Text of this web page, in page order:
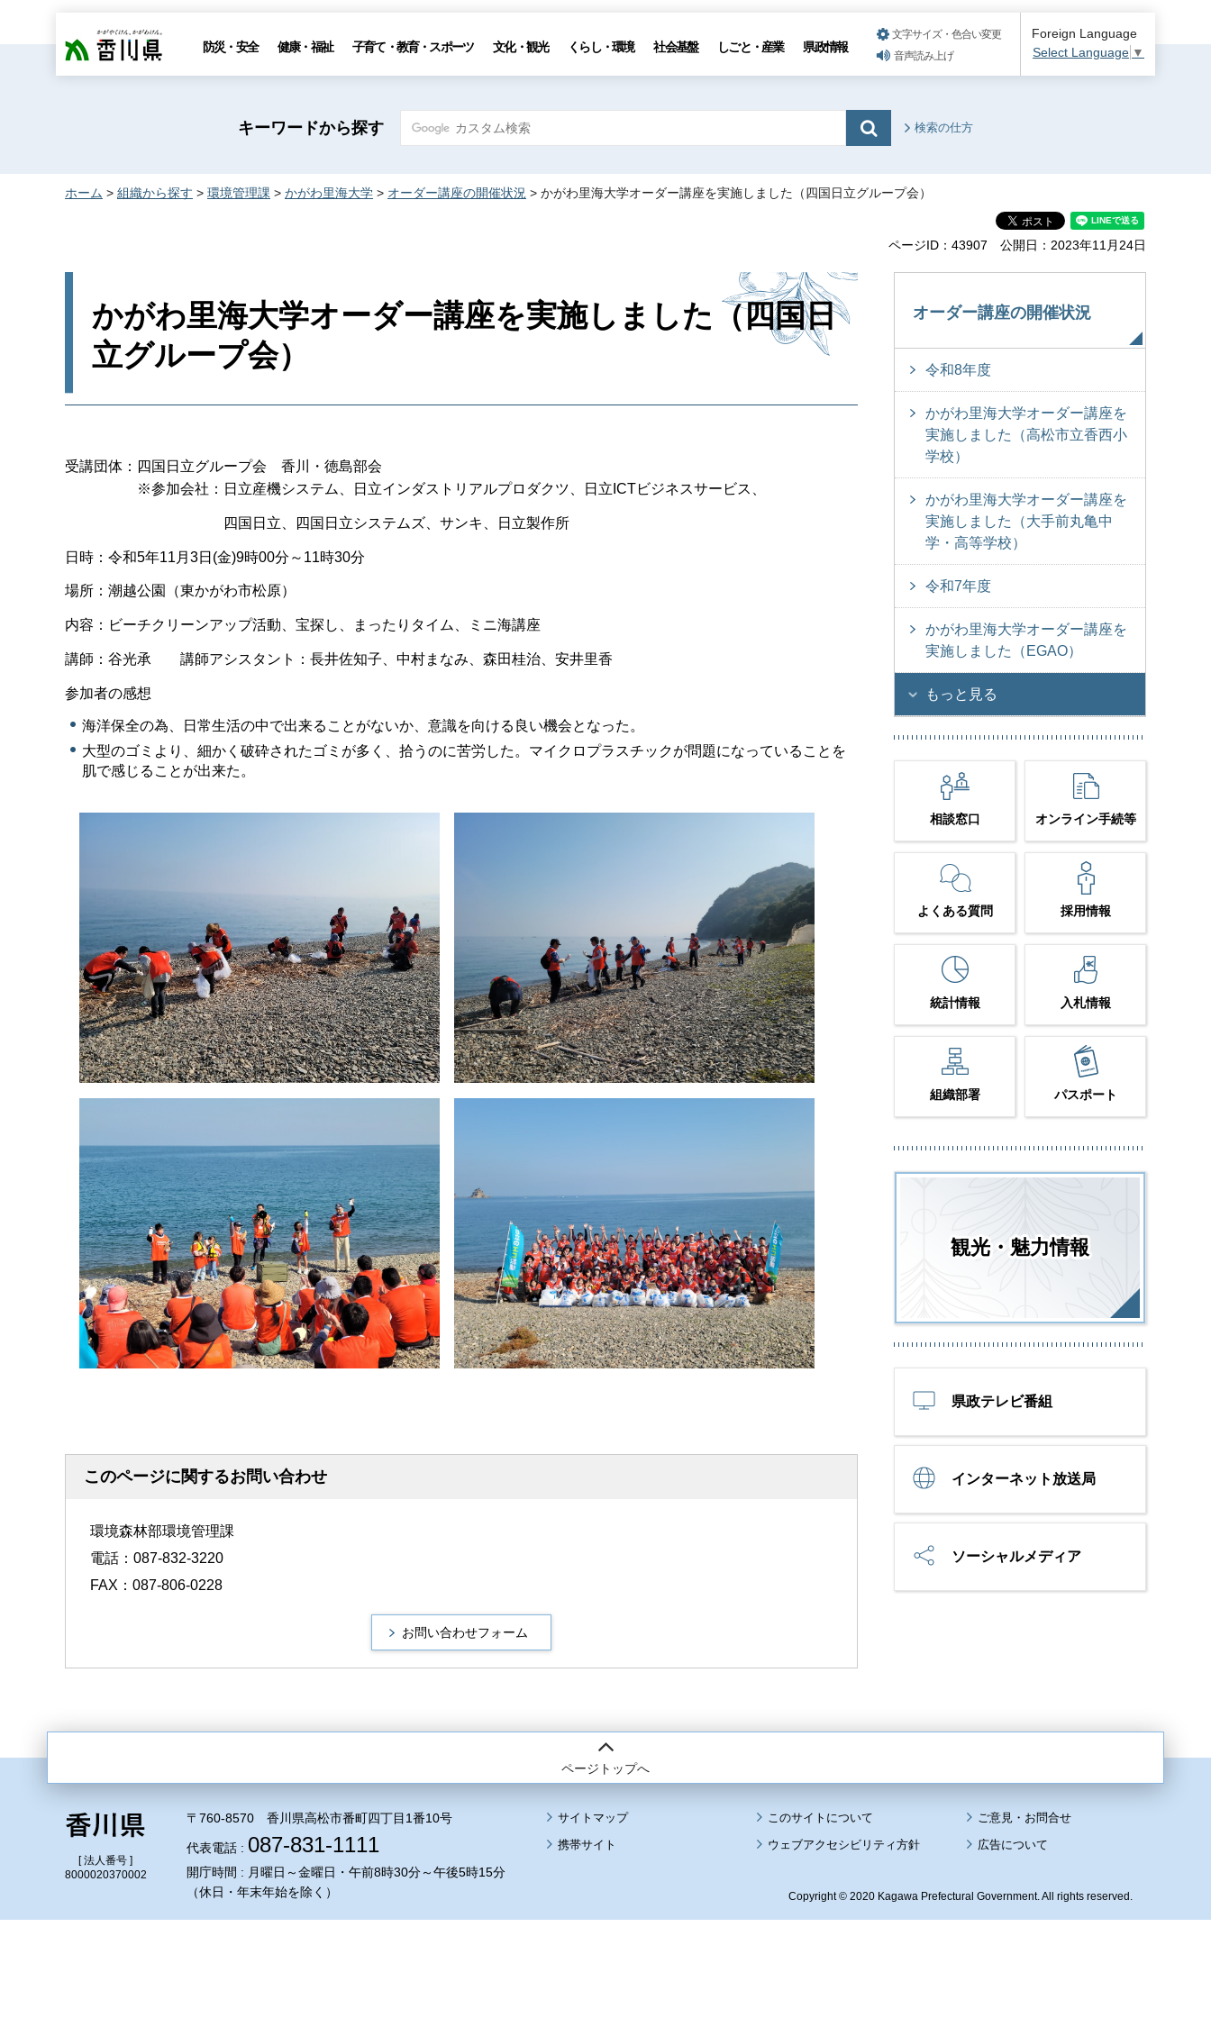
香川県 防災・安全 健康・福祉 子育て・教育・スポーツ 文化・観光 くらし・環境 社会基盤 しごと・産業 県政情報
文字サイズ・色合い変更
音声読み上げ
Foreign Language
Select Language ▼
キーワードから探す 検索の仕方
ホーム > 組織から探す > 環境管理課 > かがわ里海大学 > オーダー講座の開催状況 > かがわ里海大学オーダー講座を実施しました（四国日立グループ会）
ページID：43907 公開日：2023年11月24日
かがわ里海大学オーダー講座を実施しました（四国日
立グループ会）
受講団体：四国日立グループ会 香川・徳島部会
※参加会社：日立産機システム、日立インダストリアルプロダクツ、日立ICTビジネスサービス、
四国日立、四国日立システムズ、サンキ、日立製作所
日時：令和5年11月3日(金)9時00分～11時30分
場所：潮越公園（東かがわ市松原）
内容：ビーチクリーンアップ活動、宝探し、まったりタイム、ミニ海講座
講師：谷光承 講師アシスタント：長井佐知子、中村まなみ、森田桂治、安井里香
参加者の感想
海洋保全の為、日常生活の中で出来ることがないか、意識を向ける良い機会となった。
大型のゴミより、細かく破砕されたゴミが多く、拾うのに苦労した。マイクロプラスチックが問題になっていることを
肌で感じることが出来た。
このページに関するお問い合わせ
環境森林部環境管理課
電話：087-832-3220
FAX：087-806-0228
オーダー講座の開催状況
令和8年度
かがわ里海大学オーダー講座を
実施しました（高松市立香西小
学校）
かがわ里海大学オーダー講座を
実施しました（大手前丸亀中
学・高等学校）
令和7年度
かがわ里海大学オーダー講座を
実施しました（EGAO）
もっと見る
相談窓口 オンライン手続等
よくある質問 採用情報
統計情報 入札情報
組織部署 パスポート
観光・魅力情報
県政テレビ番組
インターネット放送局
ソーシャルメディア
ページトップへ
[ 法人番号 ]
8000020370002
〒760-8570 香川県高松市番町四丁目1番10号
代表電話 : 087-831-1111
開庁時間 : 月曜日～金曜日・午前8時30分～午後5時15分
（休日・年末年始を除く）
サイトマップ
このサイトについて
携帯サイト
ウェブアクセシビリティ方針 広告について
Copyright © 2020 Kagawa Prefectural Government. All rights reserved.